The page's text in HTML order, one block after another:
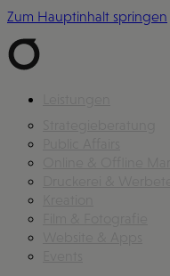
Zum Hauptinhalt springen